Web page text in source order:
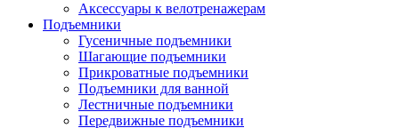
Аксессуары к велотренажерам
Подъемники
Гусеничные подъемники
Шагающие подъемники
Прикроватные подъемники
Подъемники для ванной
Лестничные подъемники
Передвижные подъемники